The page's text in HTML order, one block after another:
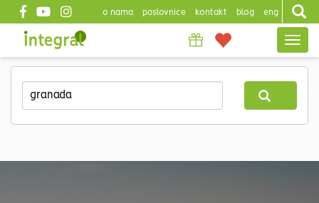
main
content
Top
o nama poslovnice kontakt blog eng